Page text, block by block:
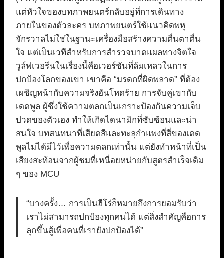
แต่หัวใจของบทภาพยนตร์กลับอยู่ที่การเดินทาง
ภายในของตัวละคร บทภาพยนตร์ใช้แนวคิดพหุ
จักรวาลไม่ใช่ในฐานะเครื่องมือสร้างความตื่นตาตื่น
ใจ แต่เป็นเวทีสำหรับการสำรวจบาดแผลทางจิตใจ
วูล์ฟเวอรีนในเรื่องนี้คือเวอร์ชันที่ล้มเหลวในการ
ปกป้องโลกของเขา เขาคือ “มรดกที่ผิดพลาด” ที่ต้อง
เผชิญหน้ากับความจริงอันโหดร้าย การจับคู่เขากับ
เดดพูล ผู้ซึ่งใช้ความตลกเป็นเกราะป้องกันความเจ็บ
ปวดของตัวเอง ทำให้เกิดไดนามิกที่ซับซ้อนและน่า
สนใจ บทสนทนาที่เสียดสีและทะลุกำแพงที่สี่ของเดด
พูลไม่ได้มีไว้เพื่อความตลกเท่านั้น แต่ยังทำหน้าที่เป็น
เสียงสะท้อนจากผู้ชมที่เหนื่อยหน่ายกับสูตรสำเร็จเดิม
ๆ ของ MCU
“บางครั้ง… การเป็นฮีโร่ก็หมายถึงการยอมรับว่า
เราไม่สามารถปกป้องทุกคนได้ แต่สิ่งสำคัญคือการ
ลุกขึ้นสู้เพื่อคนที่เรายังปกป้องได้”